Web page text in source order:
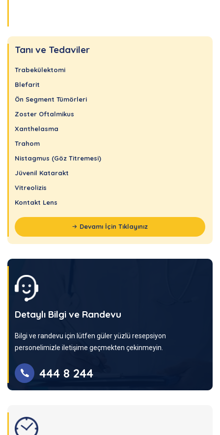
Tanı ve Tedaviler
Trabekülektomi
Blefarit
Ön Segment Tümörleri
Zoster Oftalmikus
Xanthelasma
Trahom
Nistagmus (Göz Titremesi)
Jüvenil Katarakt
Vitreolizis
Kontakt Lens
Devamı İçin Tıklayınız
Detaylı Bilgi ve Randevu
Bilgi ve randevu için lütfen güler yüzlü resepsiyon
personelimizle iletişime geçmekten çekinmeyin.
444 8 244